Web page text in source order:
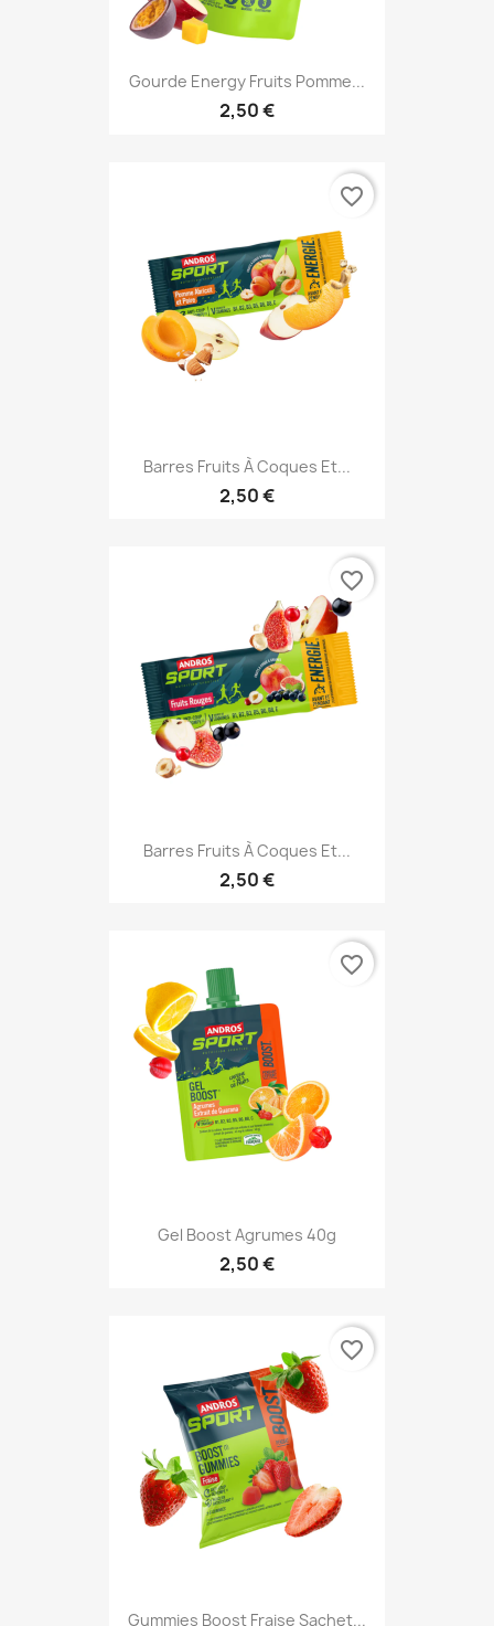
Gourde Energy Fruits Pomme...
2,50 €
Barres Fruits À Coques Et...
2,50 €
favorite_border
Barres Fruits À Coques Et...
2,50 €
favorite_border
Gel Boost Agrumes 40g
2,50 €
favorite_border
Gummies Boost Fraise Sachet...
favorite_border